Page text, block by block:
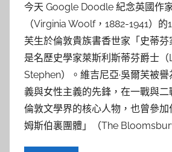
服
務
部
落
格
今天 Google Doodle 紀念英國作
（Virginia Woolf，1882-1941）
芙生於倫敦貴族書香世家「史蒂
是名歷史學家萊斯利斯蒂芬爵士（
Stephen）。維吉尼亞·吳爾芙被
義與女性主義的先鋒，在一戰與
倫敦文學界的核心人物，也曾參
姆斯伯裏團體」（The